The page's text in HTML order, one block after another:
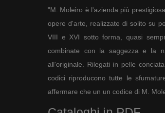
"M. Moleiro è l'azienda più
opere d'arte, realizzate di solito su
VIII e XVI sotto forma, quasi
combinate con la saggezza e la
all'originale. Rilegati in pelle
codici riproducono tutte le
affermare che un un codice di M.